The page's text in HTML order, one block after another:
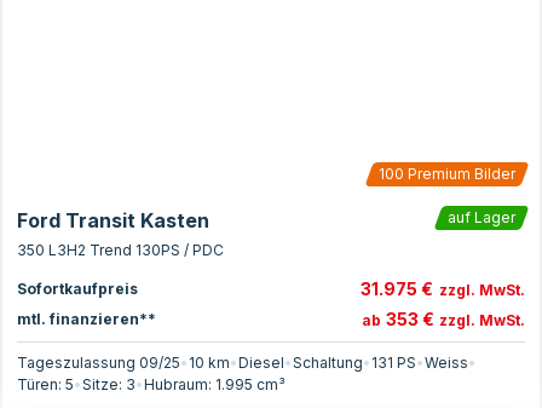
100 Premium Bilder
Ford Transit Kasten
auf Lager
350 L3H2 Trend 130PS / PDC
Sofortkaufpreis 31.975 € zzgl. MwSt.
mtl. finanzieren**
ab 353 € zzgl. MwSt.
Tageszulassung 09/25• 10 km•Diesel•Schaltung• 131 PS•Weiss•
Türen: 5•Sitze: 3•Hubraum: 1.995 cm³